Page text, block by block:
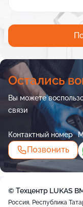
Остались
Вы можете
связи
Контактный номер
Позвонить
© Техцентр LUKAS
Россия, Республика